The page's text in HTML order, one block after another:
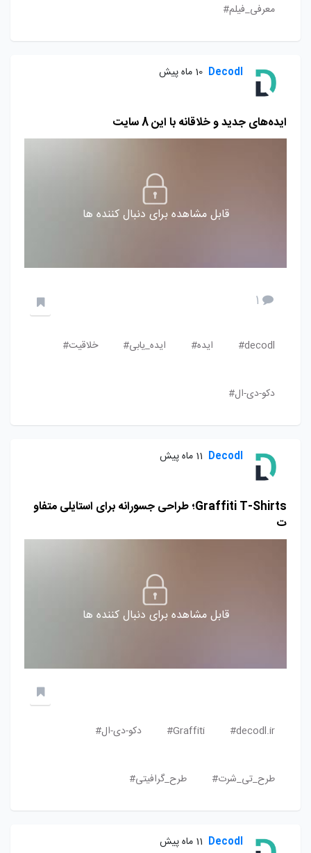
معرفی_فیلم#
Decodl 10 ماه پیش
ایده‌های جدید و خلاقانه با این 8 سایت
قابل مشاهده برای دنبال کننده ها
1
decodl# ایده# ایده_یابی# خلاقیت#
دکو-دی-ال#
Decodl 11 ماه پیش
Graffiti T-Shirts؛ طراحی جسورانه برای استایلی متفاو
ت
قابل مشاهده برای دنبال کننده ها
decodl.ir#
Graffiti# دکو-دی-ال#
طرح_تی_شرت# طرح_گرافیتی#
Decodl 11 ماه پیش